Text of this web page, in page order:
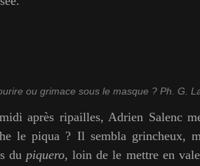
ou grimace sous le masque ? Ph. G.
après ripailles, Adrien Salenc
le piqua ? Il sembla grincheux,
dupiquero,loin de le mettre en